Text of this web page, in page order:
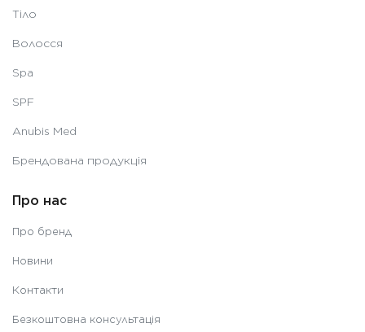
Тіло
Волосся
Spa
SPF
Anubis Med
Брендована продукція
Про нас
Про бренд
Новини
Контакти
Безкоштовна консультація